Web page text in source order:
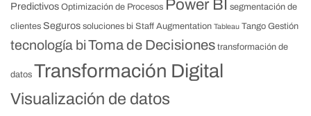
Predictivos Optimización de Procesos Power BI segmentación de
clientes Seguros soluciones bi Staff Augmentation Tableau Tango Gestión
tecnología biToma de Decisiones transformación de
datos Transformación Digital
Visualización de datos